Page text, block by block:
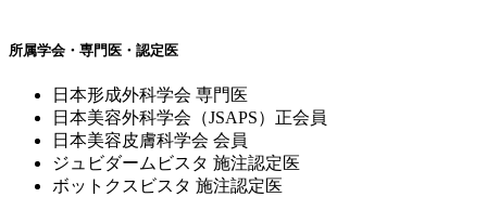
所属学会・専門医・認定医
日本形成外科学会 専門医
日本美容外科学会（JSAPS）正会員
日本美容皮膚科学会 会員
ジュビダームビスタ 施注認定医
ボットクスビスタ 施注認定医